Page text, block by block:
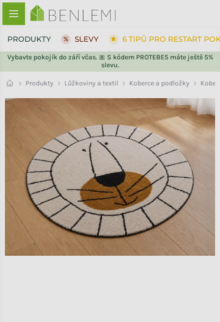
Přejít na obsah
Vybavte pokojík do září včas. 🎀 S kódem PROTEBE5 máte ještě 5%
slevu.
PRODUKTY SLEVY 6 TIPŮ PRO RESTART
Produkty Lůžkoviny a textil Koberce a podložky
ZPĚT DO OBCHODU
ZPĚT DO OBCHODU